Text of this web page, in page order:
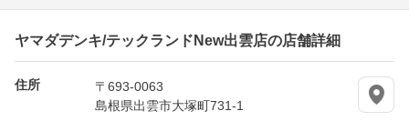
ヤマダデンキ/テックランドNew出雲店の店舗詳細
住所
〒693-0063
島根県出雲市大塚町731-1